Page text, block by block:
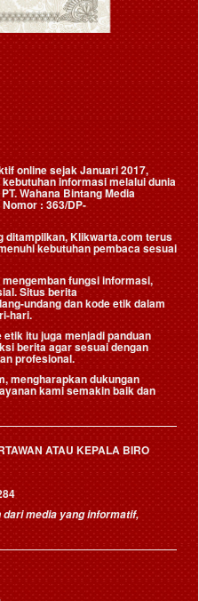
online sejak Januari 2017,
informasi melalui dunia
PT. Wahana Bintang Media
Nomor : 363/DP-
ditampilkan, Klikwarta.com terus
kebutuhan pembaca sesuai
fungsi informasi,
Situs berita
undang dan kode etik dalam
hari.
itu juga menjadi panduan
berita agar sesuai dengan
profesional.
mengharapkan dukungan
kami semakin baik dan
ATAU KEPALA BIRO
media yang informatif,